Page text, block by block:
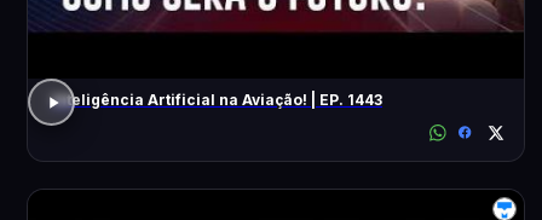
Inteligência Artificial na Aviação! | EP. 1443